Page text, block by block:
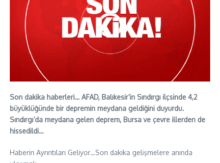
Son dakika haberleri… AFAD, Balıkesir’in Sındırgı ilçsinde 4,2
büyüklüğünde bir depremin meydana geldiğini duyurdu.
Sındırgı’da meydana gelen deprem, Bursa ve çevre illerden de
hissedildi…
Haberin Ayrıntıları Geliyor…Son dakika gelişmelere anında